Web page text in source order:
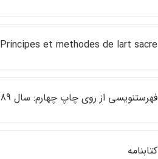
Principes et methodes de lart sacre
فهرستنويسي از روي چاپ چهارم: سال 1389
كتابنامه